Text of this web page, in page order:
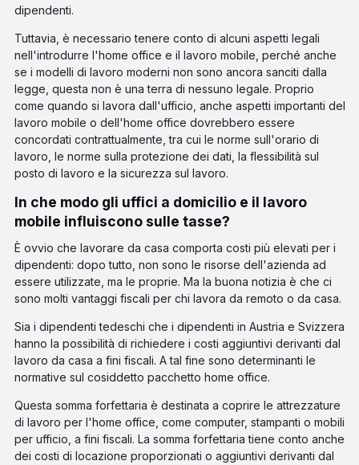
dipendenti.
Tuttavia, è necessario tenere conto di alcuni aspetti legali
nell'introdurre l'home office e il lavoro mobile, perché anche
se i modelli di lavoro moderni non sono ancora sanciti dalla
legge, questa non è una terra di nessuno legale. Proprio
come quando si lavora dall'ufficio, anche aspetti importanti del
lavoro mobile o dell'home office dovrebbero essere
concordati contrattualmente, tra cui le norme sull'orario di
lavoro, le norme sulla protezione dei dati, la flessibilità sul
posto di lavoro e la sicurezza sul lavoro.
In che modo gli uffici a domicilio e il lavoro
mobile influiscono sulle tasse?
È ovvio che lavorare da casa comporta costi più elevati per i
dipendenti: dopo tutto, non sono le risorse dell'azienda ad
essere utilizzate, ma le proprie. Ma la buona notizia è che ci
sono molti vantaggi fiscali per chi lavora da remoto o da casa.
Sia i dipendenti tedeschi che i dipendenti in Austria e Svizzera
hanno la possibilità di richiedere i costi aggiuntivi derivanti dal
lavoro da casa a fini fiscali. A tal fine sono determinanti le
normative sul cosiddetto pacchetto home office.
Questa somma forfettaria è destinata a coprire le attrezzature
di lavoro per l'home office, come computer, stampanti o mobili
per ufficio, a fini fiscali. La somma forfettaria tiene conto anche
dei costi di locazione proporzionati o aggiuntivi derivanti dal